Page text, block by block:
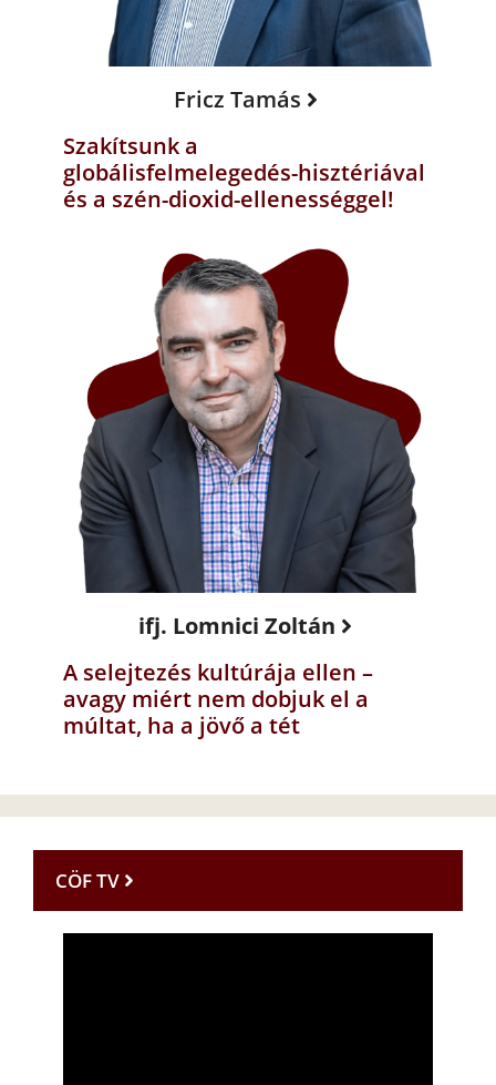
Fricz Tamás
Szakítsunk a
globálisfelmelegedés-hisztériával
és a szén-dioxid-ellenességgel!
ifj. Lomnici Zoltán
A selejtezés kultúrája ellen –
avagy miért nem dobjuk el a
múltat, ha a jövő a tét
CÖF TV